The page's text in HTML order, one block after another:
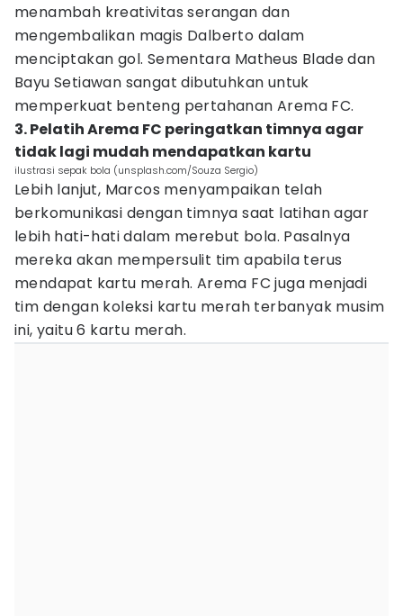
menambah kreativitas serangan dan
mengembalikan magis Dalberto dalam
menciptakan gol. Sementara Matheus Blade dan
Bayu Setiawan sangat dibutuhkan untuk
memperkuat benteng pertahanan Arema FC.
3. Pelatih Arema FC peringatkan timnya agar
tidak lagi mudah mendapatkan kartu
ilustrasi sepak bola (unsplash.com/Souza Sergio)
Lebih lanjut, Marcos menyampaikan telah
berkomunikasi dengan timnya saat latihan agar
lebih hati-hati dalam merebut bola. Pasalnya
mereka akan mempersulit tim apabila terus
mendapat kartu merah. Arema FC juga menjadi
tim dengan koleksi kartu merah terbanyak musim
ini, yaitu 6 kartu merah.